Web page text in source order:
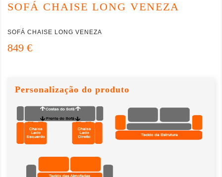
SOFÁ CHAISE LONG VENEZA
SOFÁ CHAISE LONG VENEZA
849 €
Personalização do produto